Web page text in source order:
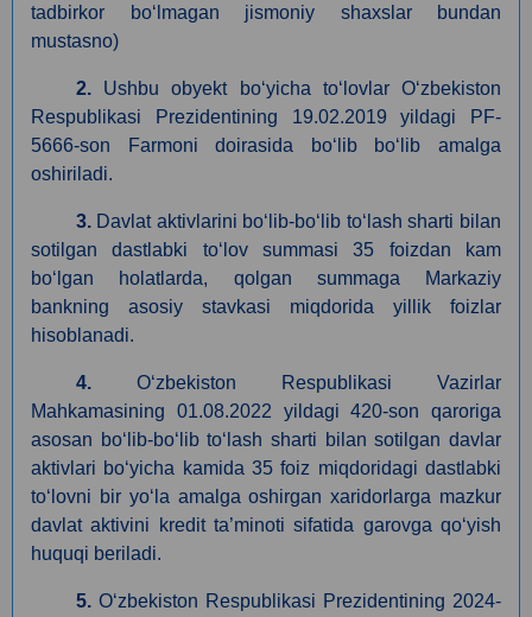
tadbirkor boʻlmagan jismoniy shaxslar bundan
mustasno)
2. Ushbu obyekt boʻyicha toʻlovlar Oʻzbekiston
Respublikasi Prezidentining 19.02.2019 yildagi PF-
5666-son Farmoni doirasida boʻlib boʻlib amalga
oshiriladi.
3.Davlat aktivlarini boʻlib-boʻlib toʻlash sharti bilan
sotilgan dastlabki toʻlov summasi 35 foizdan kam
boʻlgan holatlarda, qolgan summaga Markaziy
bankning asosiy stavkasi miqdorida yillik foizlar
hisoblanadi.
4.Oʻzbekiston Respublikasi Vazirlar
Mahkamasining 01.08.2022 yildagi 420-son qaroriga
asosan boʻlib-boʻlib toʻlash sharti bilan sotilgan davlar
aktivlari boʻyicha kamida 35 foiz miqdoridagi dastlabki
toʻlovni bir yoʻla amalga oshirgan xaridorlarga mazkur
davlat aktivini kredit ta’minoti sifatida garovga qoʻyish
huquqi beriladi.
5. O‘zbekiston Respublikasi Prezidentining 2024-